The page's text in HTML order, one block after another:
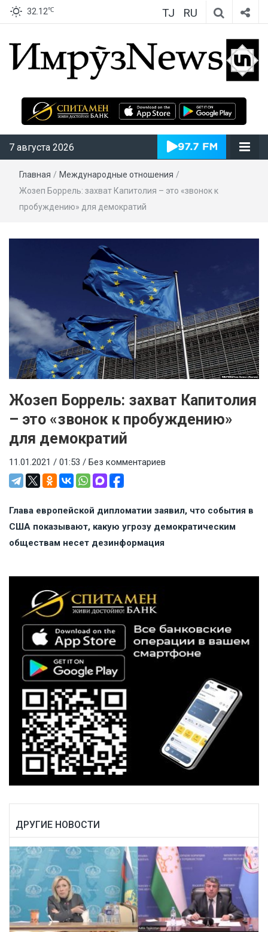
32.12℃ TJ RU
ИмрӯзNews
7 августа 2026
Главная / Международные отношения /
Жозеп Боррель: захват Капитолия – это «звонок к
пробуждению» для демократий
Жозеп Боррель: захват Капитолия
– это «звонок к пробуждению»
для демократий
11.01.2021 / 01:53 / Без комментариев
Глава европейской дипломатии заявил, что события в
США показывают, какую угрозу демократическим
обществам несет дезинформация
ДРУГИЕ НОВОСТИ